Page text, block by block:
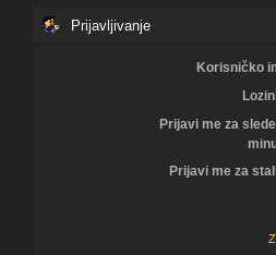
Prijavljivanje
Korisničko
Prijavi me za
Prijavi me za